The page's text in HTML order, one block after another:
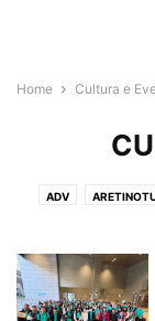
Home Cultura e
ADV
ECONOMIA E
GIOSTRA DEL
LA VOCE LIBERA